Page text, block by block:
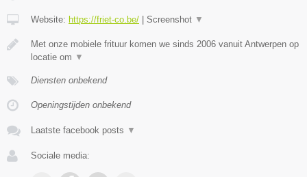
Website: https://friet-co.be/ Screenshot ▼
Met onze mobiele frituur komen we sinds 2006 vanuit Antwerpen op
locatie om ▼
Diensten onbekend
Openingstijden onbekend
Laatste facebook posts ▼
Sociale media: